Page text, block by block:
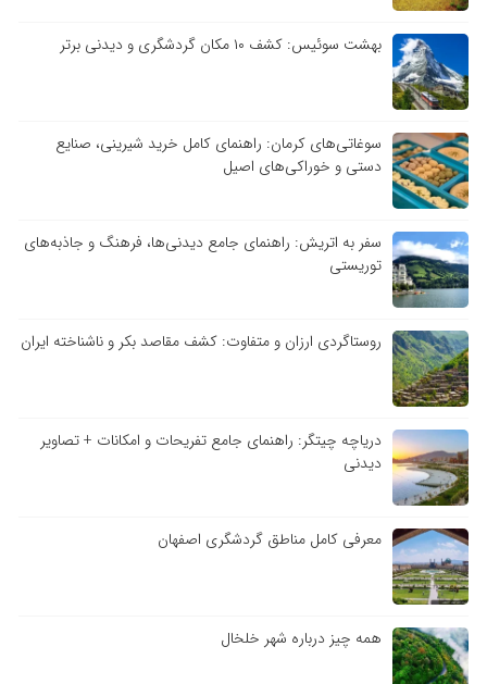
بهشت سوئیس: کشف ۱۰ مکان گردشگری و دیدنی برتر
سوغاتی‌های کرمان: راهنمای کامل خرید شیرینی، صنایع
دستی و خوراکی‌های اصیل
سفر به اتریش: راهنمای جامع دیدنی‌ها، فرهنگ و جاذبه‌های
توریستی
روستاگردی ارزان و متفاوت: کشف مقاصد بکر و ناشناخته ایران
دریاچه چیتگر: راهنمای جامع تفریحات و امکانات + تصاویر
دیدنی
معرفی کامل مناطق گردشگری اصفهان
همه چیز درباره شهر خلخال